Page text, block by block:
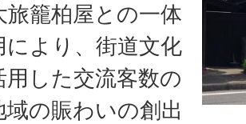
旅籠柏屋との一体
により、街道文化
用した交流客数の
域の賑わいの創出